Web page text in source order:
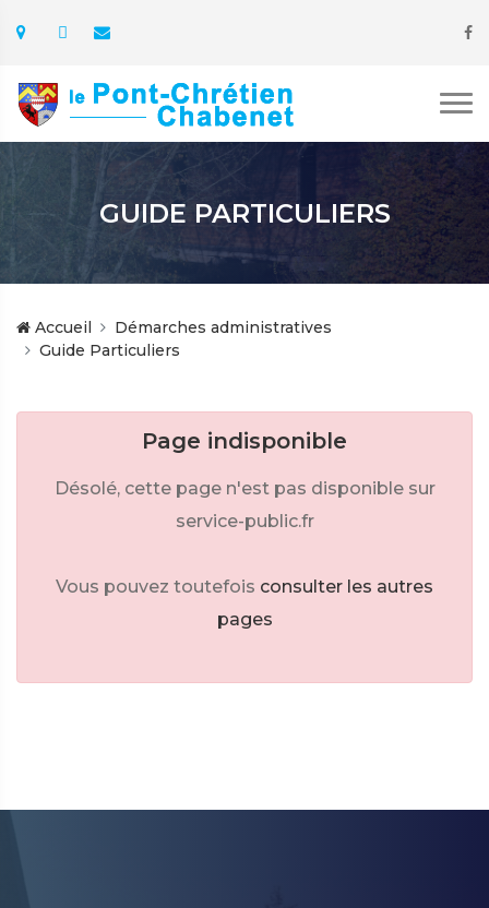
GUIDE PARTICULIERS
Accueil
Démarches administratives
Guide Particuliers
Page indisponible
Désolé, cette page n'est pas disponible sur
service-public.fr
Vous pouvez toutefois consulter les autres
pages